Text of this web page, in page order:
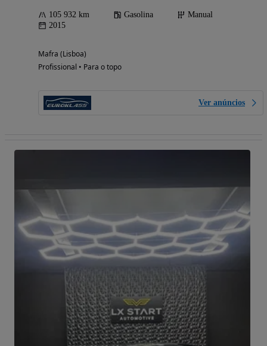
105 932 km Gasolina
Manual
2015
Mafra (Lisboa)
Profissional • Para o topo
Ver anúncios